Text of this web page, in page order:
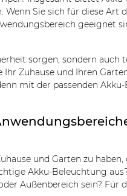
Sie sich für diese Art
geeignet
sorgen, sondern auch
Ihr Zuhause und Ihren
mit der passenden
und Garten zu haben,
Akku-Beleuchtung
Außenbereich sein? Für